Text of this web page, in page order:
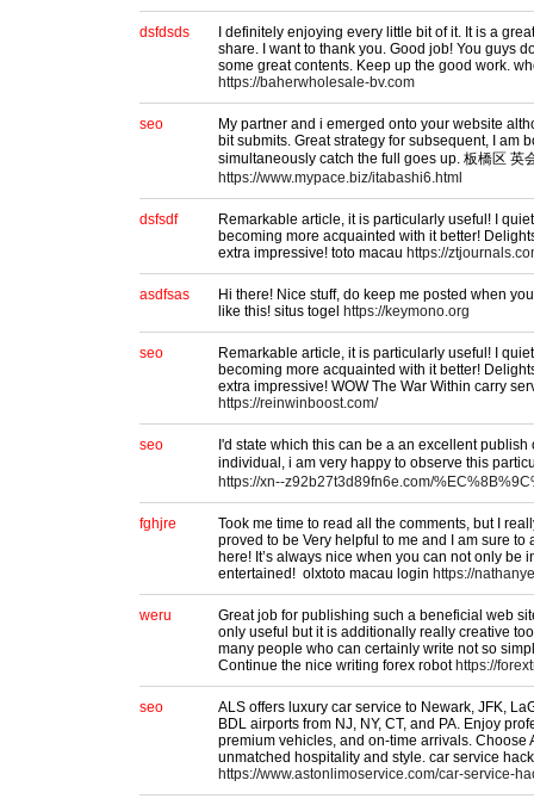
dsfdsds
I definitely enjoying every little bit of it. It is a
share. I want to thank you. Good job! You guys
some great contents. Keep up the good work.
https://baherwholesale-bv.com
seo
My partner and i emerged onto your website
bit submits. Great strategy for subsequent, I am
simultaneously catch the full goes up. 板橋区 英
https://www.mypace.biz/itabashi6.html
dsfsdf
Remarkable article, it is particularly useful! I
becoming more acquainted with it better!
extra impressive! toto macau https://
asdfsas
Hi there! Nice stuff, do keep me posted when
like this! situs togel
https://keymono.org
seo
Remarkable article, it is particularly useful! I
becoming more acquainted with it better!
extra impressive! WOW The War Within carry
https://reinwinboost.com/
seo
I'd state which this can be a an excellent publish
individual, i am very happy to observe this
https://xn--z92b27t3d89fn6e.com/
fghjre
Took me time to read all the comments, but I
proved to be Very helpful to me and I am sure to
here! It’s always nice when you can not only be
entertained! olxtoto macau login https://
weru
Great job for publishing such a beneficial web
only useful but it is additionally really creative
many people who can certainly write not so
Continue the nice writing forex robot https://
seo
ALS offers luxury car service to Newark, JFK,
BDL airports from NJ, NY, CT, and PA. Enjoy
premium vehicles, and on-time arrivals. Choose
unmatched hospitality and style. car service
https://www.astonlimoservice.com/car-service-